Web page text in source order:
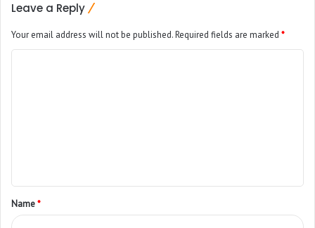
Leave a Reply
Your email address will not be published.Required fields are marked *
Name*